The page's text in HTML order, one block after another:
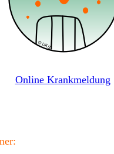
Online Krankmeldung